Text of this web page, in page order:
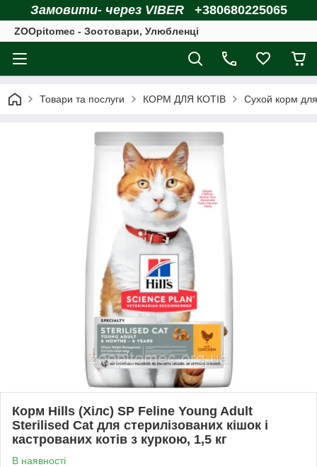
Замовити- через VIBER +380680225065
ZOOpitomec - Зоотовари, Улюбленці
Товари та послуги КОРМ ДЛЯ КОТІВ Сухой корм
Корм Hills (Хілс) SP Feline Young Adult
Sterilised Cat для стерилізованих кішок і
кастрованих котів з куркою, 1,5 кг
В наявності